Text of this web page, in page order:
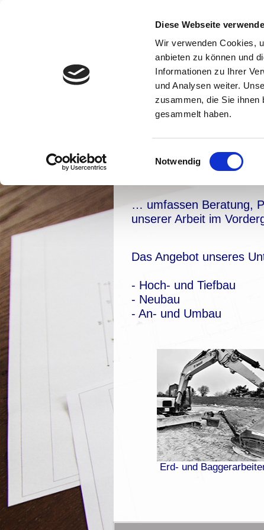
Diese Webseite
Wir verwenden Cookies,
anbieten zu können und
Informationen zu Ihrer
und Analysen weiter.
zusammen, die Sie ihnen
gesammelt haben.
i
i
l
u
n
u
a
h
Notwendig
Unsere Leistungen
… umfassen Beratung,
unserer Arbeit im
Das Angebot unseres
- Hoch- und Tiefbau
- Neubau
- An- und Umbau
Erd- und